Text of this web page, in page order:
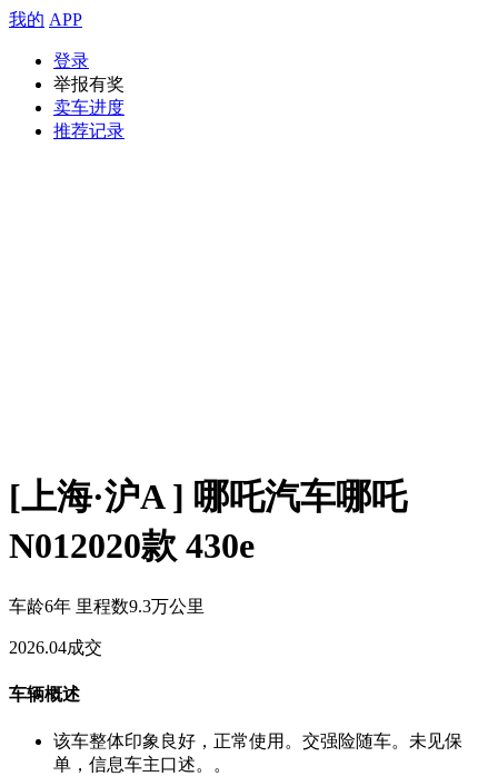
我的 APP
登录
举报有奖
卖车进度
推荐记录
[上海·沪A ] 哪吒汽车哪吒
N012020款 430e
车龄6年 里程数9.3万公里
2026.04成交
车辆概述
该车整体印象良好，正常使用。交强险随车。未见保
单，信息车主口述。。